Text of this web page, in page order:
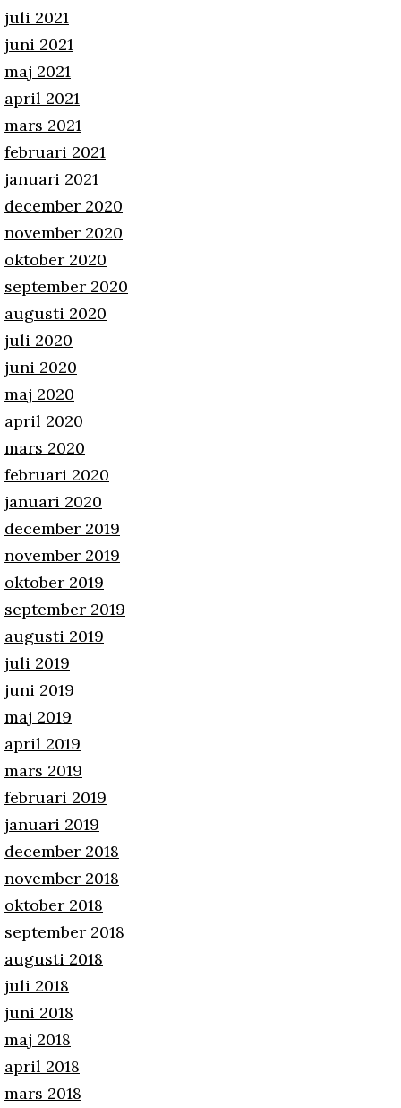
juli 2021
juni 2021
maj 2021
april 2021
mars 2021
februari 2021
januari 2021
december 2020
november 2020
oktober 2020
september 2020
augusti 2020
juli 2020
juni 2020
maj 2020
april 2020
mars 2020
februari 2020
januari 2020
december 2019
november 2019
oktober 2019
september 2019
augusti 2019
juli 2019
juni 2019
maj 2019
april 2019
mars 2019
februari 2019
januari 2019
december 2018
november 2018
oktober 2018
september 2018
augusti 2018
juli 2018
juni 2018
maj 2018
april 2018
mars 2018